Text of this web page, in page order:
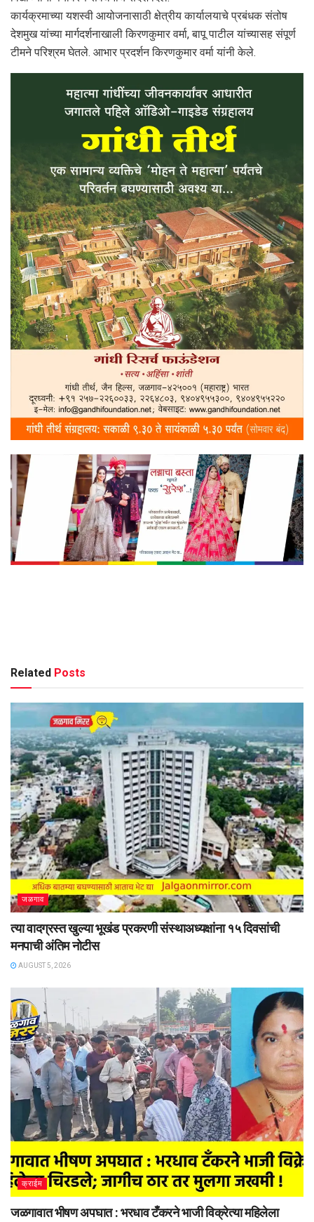
कार्यक्रमाच्या यशस्वी आयोजनासाठी क्षेत्रीय कार्यालयाचे प्रबंधक संतोष
देशमुख यांच्या मार्गदर्शनाखाली किरणकुमार वर्मा, बापू पाटील यांच्यासह संपूर्ण
टीमने परिश्रम घेतले. आभार प्रदर्शन किरणकुमार वर्मा यांनी केले.
Related Posts
जळगाव
त्या वादग्रस्त खुल्या भूखंड प्रकरणी संस्थाअध्यक्षांना १५ दिवसांची
मनपाची अंतिम नोटीस
AUGUST 5, 2026
क्राईम
जळगावात भीषण अपघात : भरधाव टँकरने भाजी विक्रेत्या महिलेला